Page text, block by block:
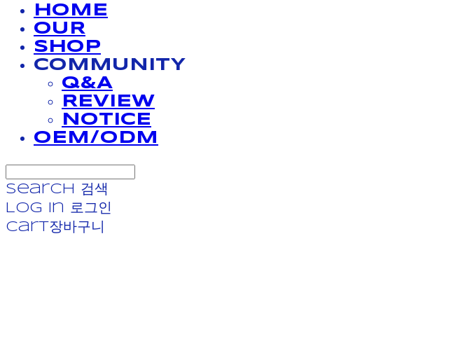
HOME
OUR
SHOP
COMMUNITY
Q&A
REVIEW
NOTICE
OEM/ODM
Search
검색
Log In
로그인
Cart장바구니